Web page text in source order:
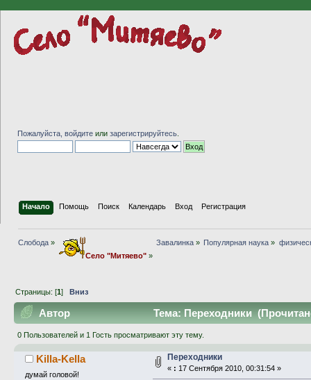
Пожалуйста, войдите или зарегистрируйтесь
Начало Помощь Поиск Календарь Вход Регистрация
Слобода »
Село "Митяево"»
Завалинка» Популярная наука »
Страницы: [1]Вниз
Автор Тема: Переходники
0 Пользователей и 1 Гость просматривают эту тему.
Killa-Kella
думай головой!
Переходники
« : 17 Сентября 2010, 00:31:54 »